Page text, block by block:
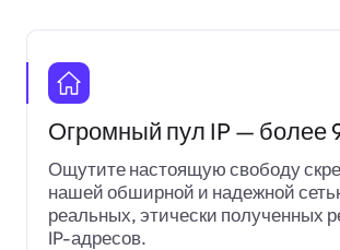
Огромный пул IP — более
Ощутите настоящую свободу
нашей обширной и надежной
реальных, этически полученных
IP-адресов.